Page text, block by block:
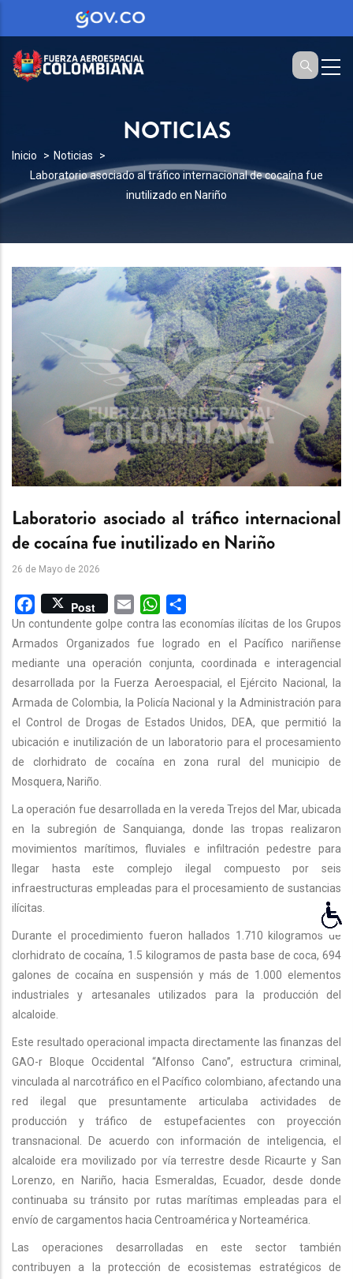
NOTICIAS
SOBRESCRIBIR
ENLACES
DE
A
LA
NAVEGACIÓN
Inicio
Noticias
Laboratorio asociado al tráfico internacional de cocaína fue
inutilizado en Nariño
Laboratorio asociado al tráfico internacional
de cocaína fue inutilizado en Nariño
26 de Mayo de 2026
Facebook
Post Email WhatsApp
Un contundente golpe contra las economías ilícitas de los Grupos
Armados Organizados fue logrado en el Pacífico nariñense
mediante una operación conjunta, coordinada e interagencial
desarrollada por la Fuerza Aeroespacial, el Ejército Nacional, la
Armada de Colombia, la Policía Nacional y la Administración para
el Control de Drogas de Estados Unidos, DEA, que permitió la
ubicación e inutilización de un laboratorio para el procesamiento
de clorhidrato de cocaína en zona rural del municipio de
Mosquera, Nariño.
La operación fue desarrollada en la vereda Trejos del Mar, ubicada
en la subregión de Sanquianga, donde las tropas realizaron
movimientos marítimos, fluviales e infiltración pedestre para
llegar hasta este complejo ilegal compuesto por seis
infraestructuras empleadas para el procesamiento de sustancias
ilícitas.
Durante el procedimiento fueron hallados 1.710 kilogramos de
clorhidrato de cocaína, 1.5 kilogramos de pasta base de coca, 694
galones de cocaína en suspensión y más de 1.000 elementos
industriales y artesanales utilizados para la producción del
alcaloide.
Este resultado operacional impacta directamente las finanzas del
GAO-r Bloque Occidental “Alfonso Cano”, estructura criminal,
vinculada al narcotráfico en el Pacífico colombiano, afectando una
red ilegal que presuntamente articulaba actividades de
producción y tráfico de estupefacientes con proyección
transnacional. De acuerdo con información de inteligencia, el
alcaloide era movilizado por vía terrestre desde Ricaurte y San
Lorenzo, en Nariño, hacia Esmeraldas, Ecuador, desde donde
continuaba su tránsito por rutas marítimas empleadas para el
envío de cargamentos hacia Centroamérica y Norteamérica.
Las operaciones desarrolladas en este sector también
contribuyen a la protección de ecosistemas estratégicos de